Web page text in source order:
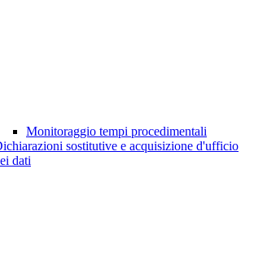
Monitoraggio tempi procedimentali
sostitutive e acquisizione d'ufficio
dati